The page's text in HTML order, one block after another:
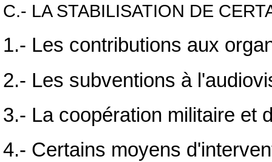
C.- LA STABILISATION DE
1.- Les contributions aux
2.- Les subventions à
3.- La coopération militaire et
4.- Certains moyens